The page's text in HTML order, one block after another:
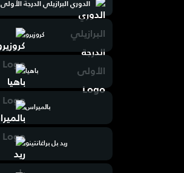
الدوري البرازيلي الدرجة الأولى
كروزيرو
باهيا
بالميراس
ريد بل براغانتينو